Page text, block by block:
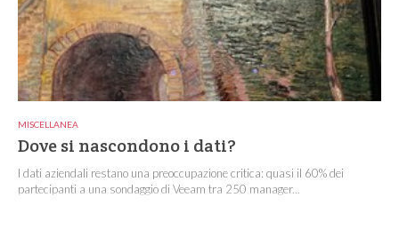
MISCELLANEA
Dove si nascondono i dati?
I dati aziendali restano una preoccupazione critica: quasi il 60% dei
partecipanti a una sondaggio di Veeam tra 250 manager...